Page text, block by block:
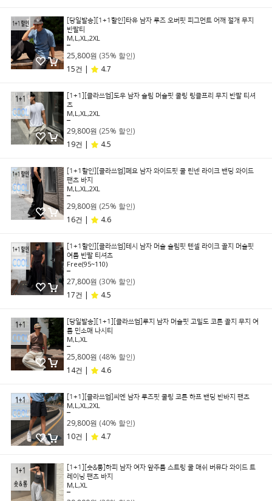
[당일발송][1+1할인]타유 남자 루즈 오버핏 피그먼트 어깨 절개 무지
반팔티
M,L,XL,2XL
25,800원 (35% 할인)
15건 |
4.7
[1+1][클라쓰업]도우 남자 슬림 머슬핏 쿨링 링클프리 무지 반팔 티셔
츠
M,L,XL,2XL
29,800원 (25% 할인)
19건 |
4.5
[1+1할인][클라쓰업]페요 남자 와이드핏 쿨 린넨 라이크 밴딩 와이드
팬츠 바지
M,L,XL,2XL
29,800원 (25% 할인)
16건 |
4.6
[1+1할인][클라쓰업]테시 남자 머슬 슬림핏 텐셀 라이크 골지 머슬핏
여름 반팔 티셔츠
Free(95~110)
27,800원 (30% 할인)
17건 |
4.5
[당일발송][1+1][클라쓰업]루지 남자 머슬핏 고밀도 코튼 골지 무지 여
름 민소매 나시티
M,L,XL
25,800원 (48% 할인)
14건 |
4.6
[1+1][클라쓰업]씨엔 남자 루즈핏 쿨링 코튼 하프 밴딩 반바지 팬츠
M,L,XL,2XL
29,800원 (40% 할인)
10건 |
4.7
[1+1][숏&롱]하피 남자 여자 앞주름 스트링 쿨 매쉬 버뮤다 와이드 트
레이닝 팬츠 바지
M,L,XL